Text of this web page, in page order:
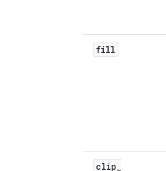
fill
clip_